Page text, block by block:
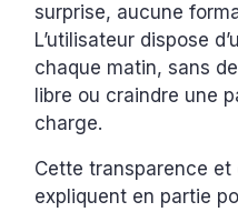
surprise, aucune
L’utilisateur dispose
chaque matin, sans
libre ou craindre une
charge.
Cette transparence
expliquent en partie